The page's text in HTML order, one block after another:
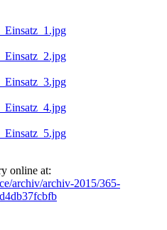
online at:
archiv/archiv-2015/365-